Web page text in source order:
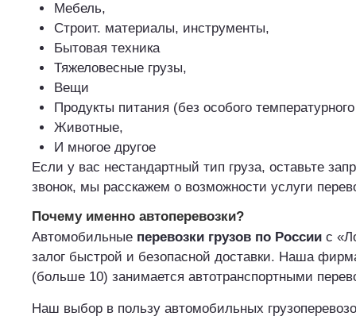
Мебель,
Строит. материалы, инструменты,
Бытовая техника
Тяжеловесные грузы,
Вещи
Продукты питания (без особого
Животные,
И многое другое
Если у вас нестандартный тип груза, оставьте
звонок, мы расскажем о возможности услуги
Почему именно автоперевозки?
Автомобильные перевозки грузов по России с
залог быстрой и безопасной доставки. Наша
(больше 10) занимается автотранспортными
Наш выбор в пользу автомобильных